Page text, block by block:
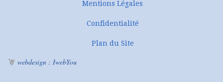
Mentions Légales
Confidentialité
Plan du Site
webdesign : IwebYou